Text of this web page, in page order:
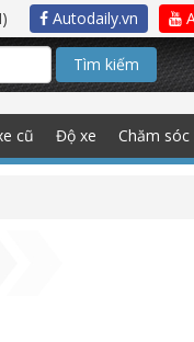
Autodaily.vn
Tìm kiếm
cũ Độ xe Chăm sóc